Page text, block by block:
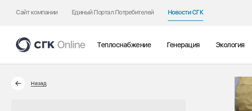
Сайт компании Единый Портал Потребителей Новости СГК
Теплоснабжение Генерация Экология
Назад